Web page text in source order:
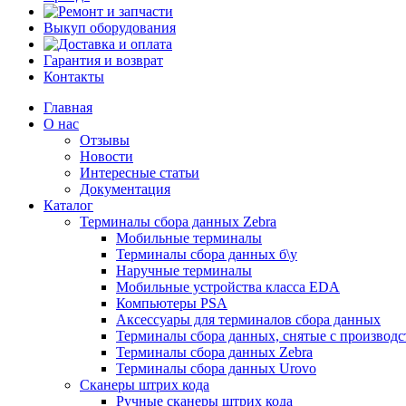
Ремонт и запчасти
Выкуп оборудования
Доставка и оплата
Гарантия и возврат
Контакты
Главная
О нас
Отзывы
Новости
Интересные статьи
Документация
Каталог
Терминалы сбора данных Zebra
Мобильные терминалы
Терминалы сбора данных б\у
Наручные терминалы
Мобильные устройства класса EDA
Компьютеры PSA
Аксессуары для терминалов сбора данных
Терминалы сбора данных, снятые с
Терминалы сбора данных Zebra
Терминалы сбора данных Urovo
Сканеры штрих кода
Ручные сканеры штрих кода